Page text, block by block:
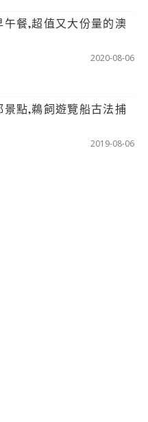
餐,超值又大份量的澳
2020-08-06
景點,鵜飼遊覽船古法捕
2019-08-06